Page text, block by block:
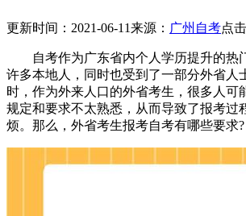
更新时间：2021-06-11来源： 广州自考点
自考作为广东省内个人学历提升的热
许多本地人，同时也受到了一部分外省人
时，作为外来人口的外省考生，很多人可
规定和要求不太熟悉，从而导致了报考过
烦。那么，外省考生报考自考有哪些要求?